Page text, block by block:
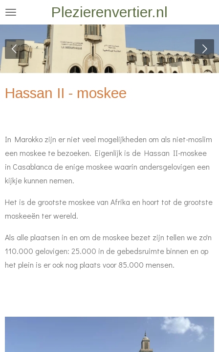
Ga
direct
naar
de
hoofdinhoud
Plezierenvertier.nl
Hassan II - moskee
In Marokko zijn er niet veel mogelijkheden om als niet-moslim
een moskee te bezoeken. Eigenlijk is de Hassan II-moskee
in Casablanca de enige moskee waarin andersgelovigen een
kijkje kunnen nemen.
Het is de grootste moskee van Afrika en hoort tot de grootste
moskeeën ter wereld.
Als alle plaatsen in en om de moskee bezet zijn tellen we zo'n
110.000 gelovigen: 25.000 in de gebedsruimte binnen en op
het plein is er ook nog plaats voor 85.000 mensen.